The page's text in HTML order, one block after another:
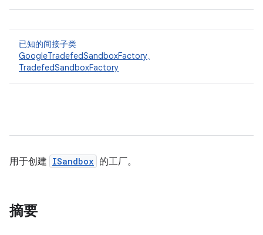
已知的间接子类
GoogleTradefedSandboxFactory、
TradefedSandboxFactory
用于创建 ISandbox 的工厂。
摘要